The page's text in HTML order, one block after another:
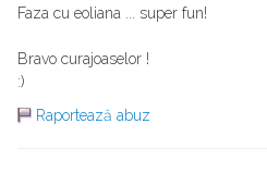
Faza cu eoliana ... super fun!
Bravo curajoaselor !
:)
Raportează abuz